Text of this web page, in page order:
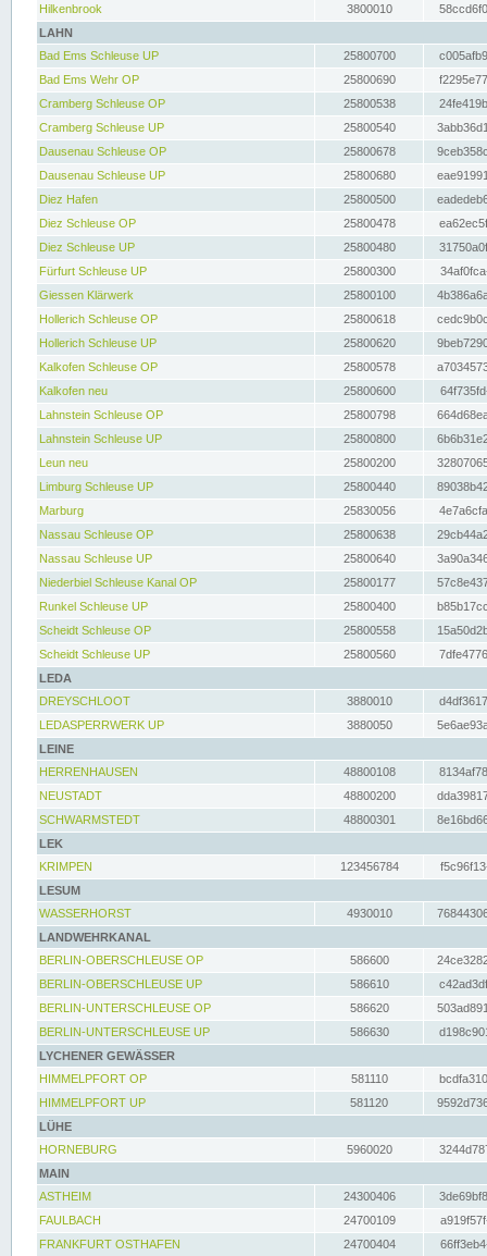
Hilkenbrook
3800010
LAHN
Bad Ems Schleuse UP
25800700
Bad Ems Wehr OP
25800690
Cramberg Schleuse OP
25800538
Cramberg Schleuse UP
25800540
Dausenau Schleuse OP
25800678
Dausenau Schleuse UP
25800680
Diez Hafen
25800500
Diez Schleuse OP
25800478
Diez Schleuse UP
25800480
Fürfurt Schleuse UP
25800300
Giessen Klärwerk
25800100
Hollerich Schleuse OP
25800618
Hollerich Schleuse UP
25800620
Kalkofen Schleuse OP
25800578
Kalkofen neu
25800600
Lahnstein Schleuse OP
25800798
Lahnstein Schleuse UP
25800800
Leun neu
25800200
Limburg Schleuse UP
25800440
Marburg
25830056
Nassau Schleuse OP
25800638
Nassau Schleuse UP
25800640
Niederbiel Schleuse Kanal OP
25800177
Runkel Schleuse UP
25800400
Scheidt Schleuse OP
25800558
Scheidt Schleuse UP
25800560
LEDA
DREYSCHLOOT
3880010
LEDASPERRWERK UP
3880050
LEINE
HERRENHAUSEN
48800108
NEUSTADT
48800200
SCHWARMSTEDT
48800301
LEK
KRIMPEN
123456784
LESUM
WASSERHORST
4930010
LANDWEHRKANAL
BERLIN-OBERSCHLEUSE OP
586600
BERLIN-OBERSCHLEUSE UP
586610
BERLIN-UNTERSCHLEUSE OP
586620
BERLIN-UNTERSCHLEUSE UP
586630
LYCHENER GEWÄSSER
HIMMELPFORT OP
581110
HIMMELPFORT UP
581120
LÜHE
HORNEBURG
5960020
MAIN
ASTHEIM
24300406
FAULBACH
24700109
FRANKFURT OSTHAFEN
24700404